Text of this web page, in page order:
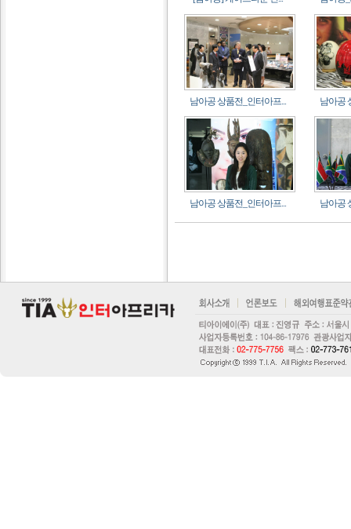
남아공 상품전_인터아프... 남아공
남아공 상품전_인터아프... 남아공